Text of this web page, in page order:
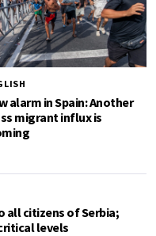
alarm in Spain: Another
migrant influx is
all citizens of Serbia;
levels